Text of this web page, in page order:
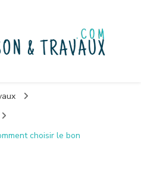
choisir le bon